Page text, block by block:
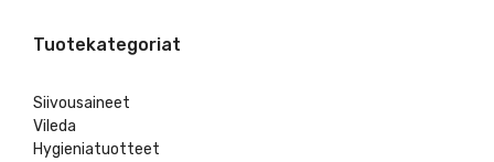
Tuotekategoriat
Siivousaineet
Vileda
Hygieniatuotteet